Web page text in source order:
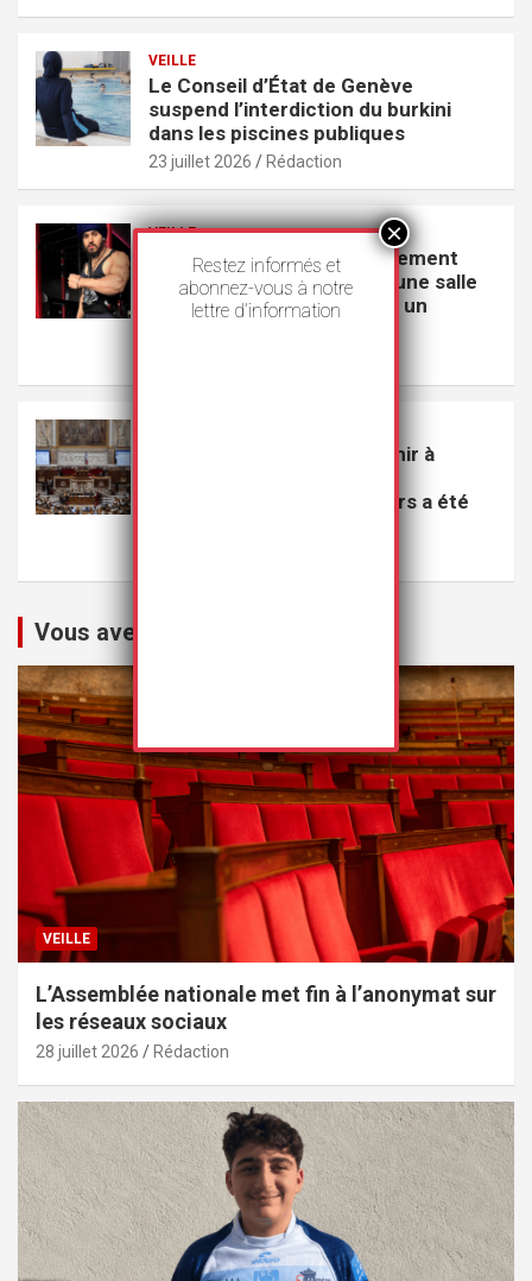
VEILLE
Le Conseil d’État de Genève
suspend l’interdiction du burkini
dans les piscines publiques
23 juillet 2026 Rédaction
VEILLE
GoodLife s’excuse publiquement
pour avoir exclu un Sikh d’une salle
de sport parce qu’il portait un
Le projet de loi visant à punir à
multirécidivistes de mineurs a été
Vous avez peut-être manqué
VEILLE
L’Assemblée nationale met fin à l’anonymat sur
les réseaux sociaux
28 juillet 2026 Rédaction
Restez informés et
abonnez-vous à notre
lettre d’information